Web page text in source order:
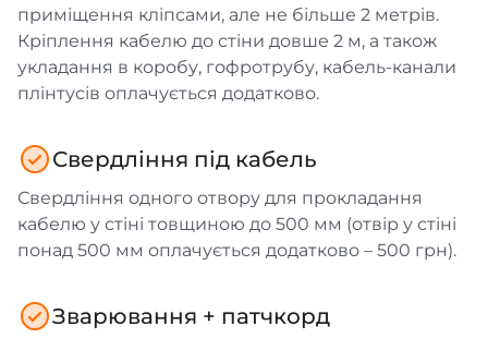
приміщення кліпсами, але не більше 2 метрів.
Кріплення кабелю до стіни довше 2 м, а також
укладання в коробу, гофротрубу, кабель-канали
плінтусів оплачується додатково.
Свердління під кабель
Свердління одного отвору для прокладання
кабелю у стіні товщиною до 500 мм (отвір у стіні
понад 500 мм оплачується додатково – 500 грн).
Зварювання + патчкорд